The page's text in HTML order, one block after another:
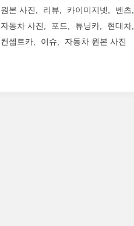
원본 사진
리뷰 카이미지넷
벤츠
자동차 사진
포드 튜닝카
현대차
컨셉트카
이슈 자동차 원본 사진